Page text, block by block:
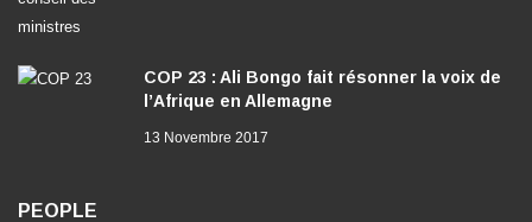
COP 23 : Ali Bongo fait résonner la voix de
l’Afrique en Allemagne
13 Novembre 2017
PEOPLE